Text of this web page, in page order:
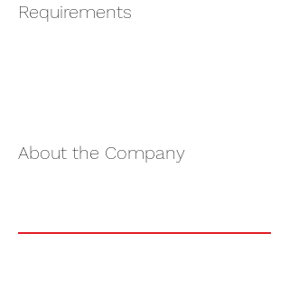
Requirements
About the Company